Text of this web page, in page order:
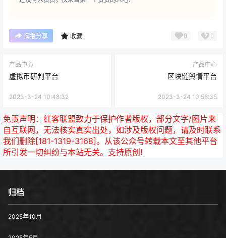
海报分享 收藏 0 0
产品中心
虚拟币研判平台
2023-3-24 10:48:32
产品中心
区块链舆情平台
2023-3-24 10:58:35
免责声明： 红客联盟致力于保护作者版权，部分文字/图片来
自互联网，无法核实真实出处，如涉及版权问题，请及时联系
我们删除[181-1319-3168]。从该公众号转载本文至其他平台
所引发一切纠纷与本站无关。支持原创!
归档
2025年10月